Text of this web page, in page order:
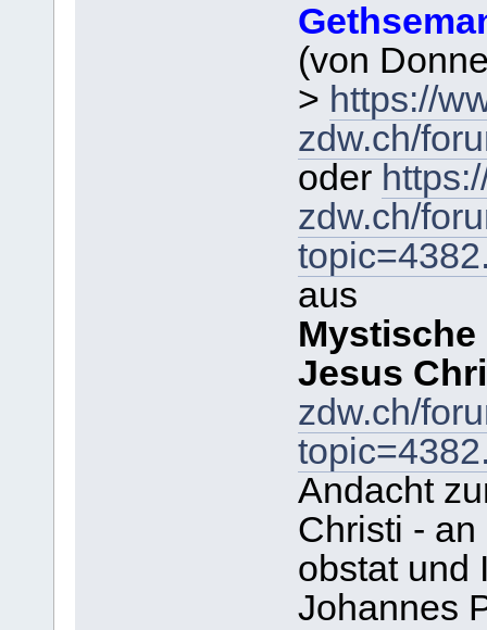
(von
> https://
zdw.ch/
oder
zdw.ch/
aus
Mystische
Jesus
zdw.ch/
Andacht
Christi -
obstat und
Johannes